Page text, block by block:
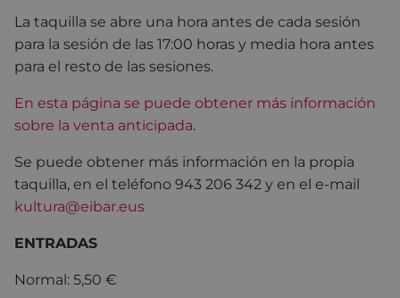
La taquilla se abre una hora antes de cada sesión
para la sesión de las 17:00 horas y media hora antes
para el resto de las sesiones.
En esta página se puede obtener más información
sobre la venta anticipada.
Se puede obtener más información en la propia
taquilla, en el teléfono 943 206 342 y en el e-mail
kultura@eibar.eus
ENTRADAS
Normal: 5,50 €